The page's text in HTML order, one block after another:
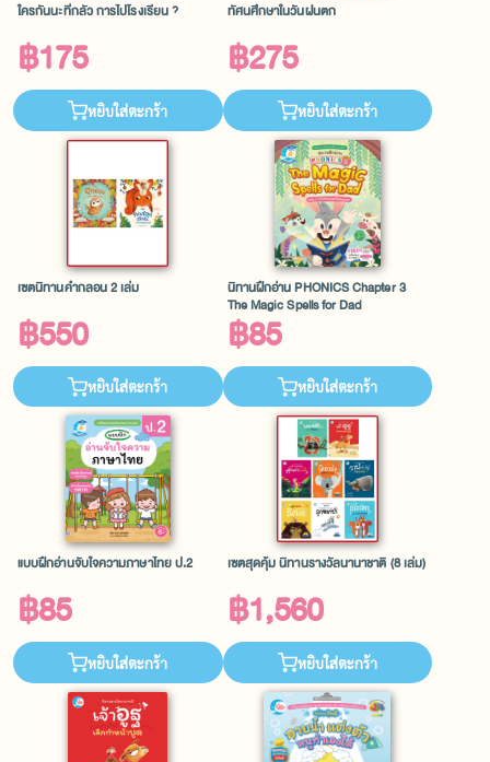
ใครกันนะที่กลัว การไปโรงเรียน ?
฿175
หยิบใส่ตะกร้า
ทัศนศึกษาในวันฝนตก
฿275
หยิบใส่ตะกร้า
เซตนิทานคำกลอน 2 เล่ม
฿550
หยิบใส่ตะกร้า
นิทานฝึกอ่าน PHONICS Chapter 3
The Magic Spells for Dad
฿85
หยิบใส่ตะกร้า
แบบฝึกอ่านจับใจความภาษาไทย ป.2
฿85
หยิบใส่ตะกร้า
เซตสุดคุ้ม นิทานรางวัลนานาชาติ (8 เล่ม)
฿1,560
หยิบใส่ตะกร้า